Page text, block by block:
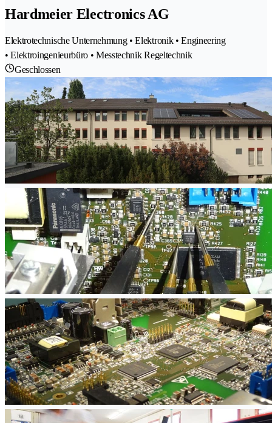
Hardmeier Electronics AG
Elektrotechnische Unternehmung • Elektronik • Engineering
• Elektroingenieurbüro • Messtechnik Regeltechnik
Geschlossen